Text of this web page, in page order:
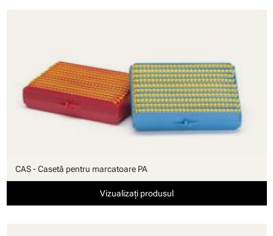
CAS - Casetă pentru marcatoare PA
Vizualizați produsul